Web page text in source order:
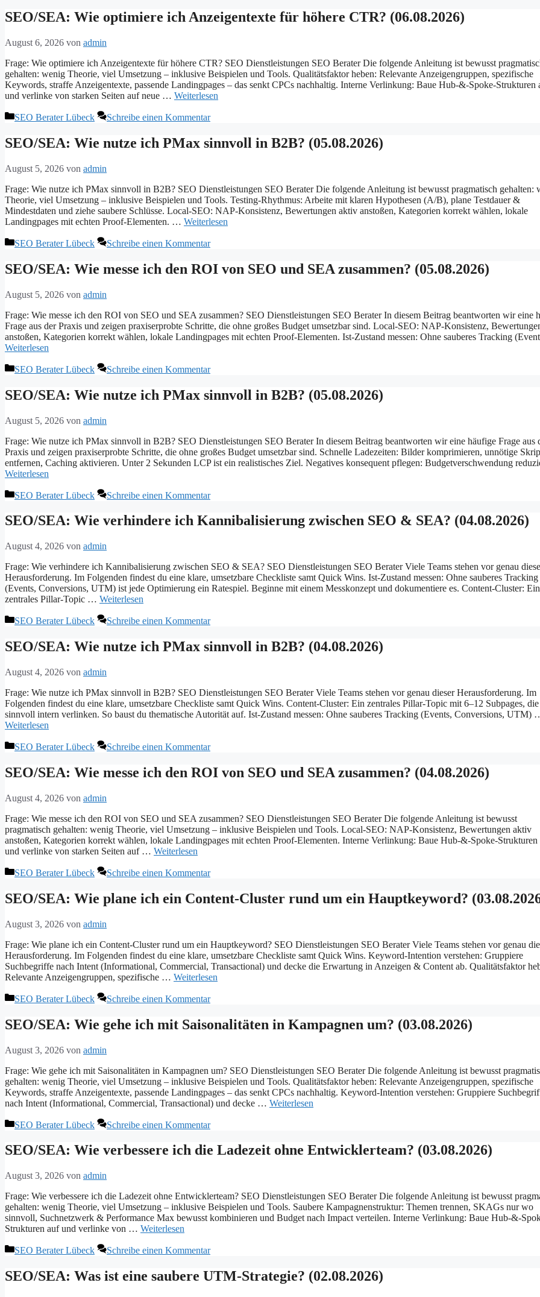
SEO/SEA: Wie optimiere ich Anzeigentexte für höhere CTR? (06.08.2026)
August 6, 2026 von admin
Frage: Wie optimiere ich Anzeigentexte für höhere CTR? SEO Dienstleistungen SEO Berater Die folgende Anleitung ist bewusst
gehalten: wenig Theorie, viel Umsetzung – inklusive Beispielen und Tools. Qualitätsfaktor heben: Relevante Anzeigengruppen, spezifische
Keywords, straffe Anzeigentexte, passende Landingpages – das senkt CPCs nachhaltig. Interne Verlinkung: Baue Hub-&-Spoke-Strukturen
und verlinke von starken Seiten auf neue … Weiterlesen
Kategorien
SEO Berater Lübeck Schreibe einen Kommentar
SEO/SEA: Wie nutze ich PMax sinnvoll in B2B? (05.08.2026)
August 5, 2026 von admin
Frage: Wie nutze ich PMax sinnvoll in B2B? SEO Dienstleistungen SEO Berater Die folgende Anleitung ist bewusst pragmatisch gehalten:
Theorie, viel Umsetzung – inklusive Beispielen und Tools. Testing-Rhythmus: Arbeite mit klaren Hypothesen (A/B), plane Testdauer &
Mindestdaten und ziehe saubere Schlüsse. Local-SEO: NAP-Konsistenz, Bewertungen aktiv anstoßen, Kategorien korrekt wählen, lokale
Landingpages mit echten Proof-Elementen. … Weiterlesen
Kategorien
SEO Berater Lübeck Schreibe einen Kommentar
SEO/SEA: Wie messe ich den ROI von SEO und SEA zusammen? (05.08.2026)
August 5, 2026 von admin
Frage: Wie messe ich den ROI von SEO und SEA zusammen? SEO Dienstleistungen SEO Berater In diesem Beitrag beantworten wir eine
Frage aus der Praxis und zeigen praxiserprobte Schritte, die ohne großes Budget umsetzbar sind. Local-SEO: NAP-Konsistenz,
anstoßen, Kategorien korrekt wählen, lokale Landingpages mit echten Proof-Elementen. Ist-Zustand messen: Ohne sauberes Tracking
Weiterlesen
Kategorien
SEO Berater Lübeck Schreibe einen Kommentar
SEO/SEA: Wie nutze ich PMax sinnvoll in B2B? (05.08.2026)
August 5, 2026 von admin
Frage: Wie nutze ich PMax sinnvoll in B2B? SEO Dienstleistungen SEO Berater In diesem Beitrag beantworten wir eine häufige Frage aus
Praxis und zeigen praxiserprobte Schritte, die ohne großes Budget umsetzbar sind. Schnelle Ladezeiten: Bilder komprimieren, unnötige
entfernen, Caching aktivieren. Unter 2 Sekunden LCP ist ein realistisches Ziel. Negatives konsequent pflegen: Budgetverschwendung
Weiterlesen
Kategorien
SEO Berater Lübeck Schreibe einen Kommentar
SEO/SEA: Wie verhindere ich Kannibalisierung zwischen SEO & SEA? (04.08.2026)
August 4, 2026 von admin
Frage: Wie verhindere ich Kannibalisierung zwischen SEO & SEA? SEO Dienstleistungen SEO Berater Viele Teams stehen vor genau
Herausforderung. Im Folgenden findest du eine klare, umsetzbare Checkliste samt Quick Wins. Ist-Zustand messen: Ohne sauberes Tracking
(Events, Conversions, UTM) ist jede Optimierung ein Ratespiel. Beginne mit einem Messkonzept und dokumentiere es. Content-Cluster: Ein
zentrales Pillar-Topic … Weiterlesen
Kategorien
SEO Berater Lübeck Schreibe einen Kommentar
SEO/SEA: Wie nutze ich PMax sinnvoll in B2B? (04.08.2026)
August 4, 2026 von admin
Frage: Wie nutze ich PMax sinnvoll in B2B? SEO Dienstleistungen SEO Berater Viele Teams stehen vor genau dieser Herausforderung. Im
Folgenden findest du eine klare, umsetzbare Checkliste samt Quick Wins. Content-Cluster: Ein zentrales Pillar-Topic mit 6–12 Subpages, die
sinnvoll intern verlinken. So baust du thematische Autorität auf. Ist-Zustand messen: Ohne sauberes Tracking (Events, Conversions, UTM)
Weiterlesen
Kategorien
SEO Berater Lübeck Schreibe einen Kommentar
SEO/SEA: Wie messe ich den ROI von SEO und SEA zusammen? (04.08.2026)
August 4, 2026 von admin
Frage: Wie messe ich den ROI von SEO und SEA zusammen? SEO Dienstleistungen SEO Berater Die folgende Anleitung ist bewusst
pragmatisch gehalten: wenig Theorie, viel Umsetzung – inklusive Beispielen und Tools. Local-SEO: NAP-Konsistenz, Bewertungen aktiv
anstoßen, Kategorien korrekt wählen, lokale Landingpages mit echten Proof-Elementen. Interne Verlinkung: Baue Hub-&-Spoke-Strukturen
und verlinke von starken Seiten auf … Weiterlesen
Kategorien
SEO Berater Lübeck Schreibe einen Kommentar
SEO/SEA: Wie plane ich ein Content-Cluster rund um ein Hauptkeyword?
August 3, 2026 von admin
Frage: Wie plane ich ein Content-Cluster rund um ein Hauptkeyword? SEO Dienstleistungen SEO Berater Viele Teams stehen vor genau
Herausforderung. Im Folgenden findest du eine klare, umsetzbare Checkliste samt Quick Wins. Keyword-Intention verstehen: Gruppiere
Suchbegriffe nach Intent (Informational, Commercial, Transactional) und decke die Erwartung in Anzeigen & Content ab. Qualitätsfaktor
Relevante Anzeigengruppen, spezifische … Weiterlesen
Kategorien
SEO Berater Lübeck Schreibe einen Kommentar
SEO/SEA: Wie gehe ich mit Saisonalitäten in Kampagnen um? (03.08.2026)
August 3, 2026 von admin
Frage: Wie gehe ich mit Saisonalitäten in Kampagnen um? SEO Dienstleistungen SEO Berater Die folgende Anleitung ist bewusst
gehalten: wenig Theorie, viel Umsetzung – inklusive Beispielen und Tools. Qualitätsfaktor heben: Relevante Anzeigengruppen, spezifische
Keywords, straffe Anzeigentexte, passende Landingpages – das senkt CPCs nachhaltig. Keyword-Intention verstehen: Gruppiere
nach Intent (Informational, Commercial, Transactional) und decke … Weiterlesen
Kategorien
SEO Berater Lübeck Schreibe einen Kommentar
SEO/SEA: Wie verbessere ich die Ladezeit ohne Entwicklerteam? (03.08.2026)
August 3, 2026 von admin
Frage: Wie verbessere ich die Ladezeit ohne Entwicklerteam? SEO Dienstleistungen SEO Berater Die folgende Anleitung ist bewusst
gehalten: wenig Theorie, viel Umsetzung – inklusive Beispielen und Tools. Saubere Kampagnenstruktur: Themen trennen, SKAGs nur wo
sinnvoll, Suchnetzwerk & Performance Max bewusst kombinieren und Budget nach Impact verteilen. Interne Verlinkung: Baue Hub-&-
Strukturen auf und verlinke von … Weiterlesen
Kategorien
SEO Berater Lübeck Schreibe einen Kommentar
SEO/SEA: Was ist eine saubere UTM-Strategie? (02.08.2026)